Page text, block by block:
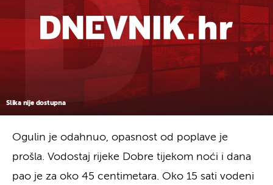
Slika nije dostupna
Ogulin je odahnuo, opasnost od poplave je
prošla. Vodostaj rijeke Dobre tijekom noći i dana
pao je za oko 45 centimetara. Oko 15 sati vodeni